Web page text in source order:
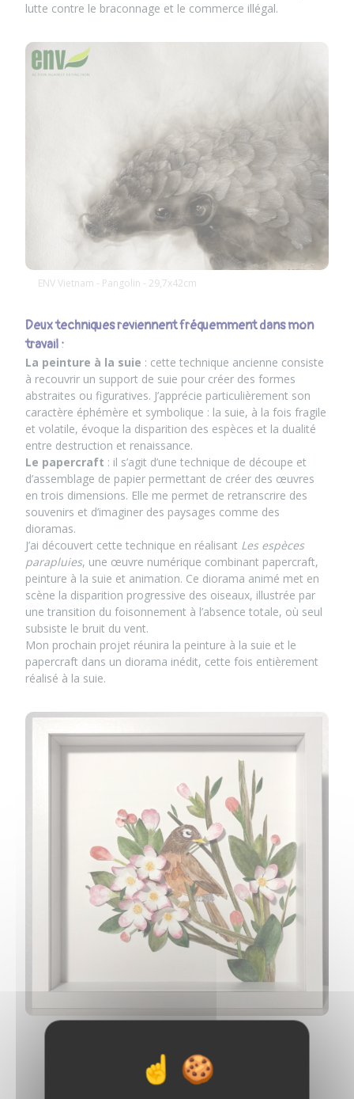
lutte contre le braconnage et le commerce illégal.
ENV Vietnam - Pangolin - 29,7x42cm
Deux techniques reviennent fréquemment dans mon
travail :
La peinture à la suie : cette technique ancienne consiste
à recouvrir un support de suie pour créer des formes
abstraites ou figuratives. J’apprécie particulièrement son
caractère éphémère et symbolique : la suie, à la fois fragile
et volatile, évoque la disparition des espèces et la dualité
entre destruction et renaissance.
Le papercraft : il s’agit d’une technique de découpe et
d’assemblage de papier permettant de créer des œuvres
en trois dimensions. Elle me permet de retranscrire des
souvenirs et d’imaginer des paysages comme des
dioramas.
J’ai découvert cette technique en réalisant Les espèces
parapluies, une œuvre numérique combinant papercraft,
peinture à la suie et animation. Ce diorama animé met en
scène la disparition progressive des oiseaux, illustrée par
une transition du foisonnement à l’absence totale, où seul
subsiste le bruit du vent.
Mon prochain projet réunira la peinture à la suie et le
papercraft dans un diorama inédit, cette fois entièrement
réalisé à la suie.